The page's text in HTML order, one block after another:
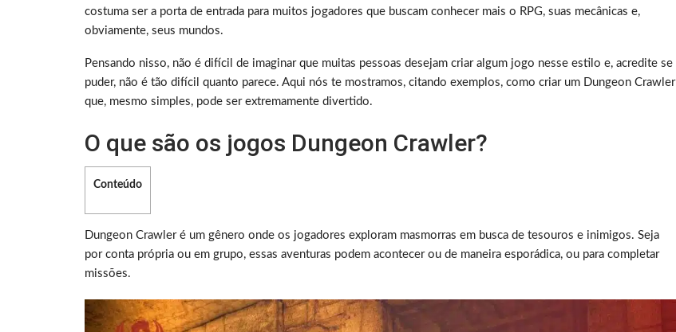
costuma ser a porta de entrada para muitos jogadores que buscam conhecer mais o RPG, suas mecânicas e,
obviamente, seus mundos.
Pensando nisso, não é difícil de imaginar que muitas pessoas desejam criar algum jogo nesse estilo e, acredite se
puder, não é tão difícil quanto parece. Aqui nós te mostramos, citando exemplos, como criar um Dungeon Crawler
que, mesmo simples, pode ser extremamente divertido.
O que são os jogos Dungeon Crawler?
Conteúdo
Dungeon Crawler é um gênero onde os jogadores exploram masmorras em busca de tesouros e inimigos. Seja
por conta própria ou em grupo, essas aventuras podem acontecer ou de maneira esporádica, ou para completar
missões.